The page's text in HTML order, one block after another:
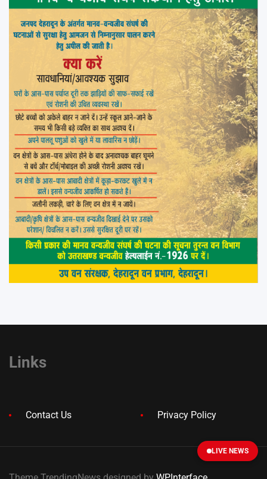
Links
Contact Us Privacy Policy
LIVE NEWS